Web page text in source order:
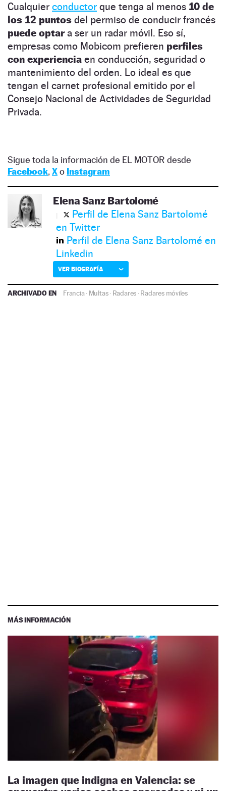
Cualquier conductor que tenga al menos 10 de
los 12 puntos del permiso de conducir francés
puede optara ser un radar móvil. Eso sí,
empresas como Mobicom prefieren perfiles
con experiencia en conducción, seguridad o
mantenimiento del orden. Lo ideal es que
tengan el carnet profesional emitido por el
Consejo Nacional de Actividades de Seguridad
Privada.
Sigue toda la información de EL MOTOR desde
Facebook, Xo Instagram
Elena Sanz Bartolomé
Perfil de Elena Sanz Bartolomé
en Twitter
Perfil de Elena Sanz Bartolomé en
Linkedin
VER BIOGRAFÍA
ARCHIVADO EN Francia· Multas· Radares ·Radares móviles
MÁS INFORMACIÓN
La imagen que indigna en Valencia: se